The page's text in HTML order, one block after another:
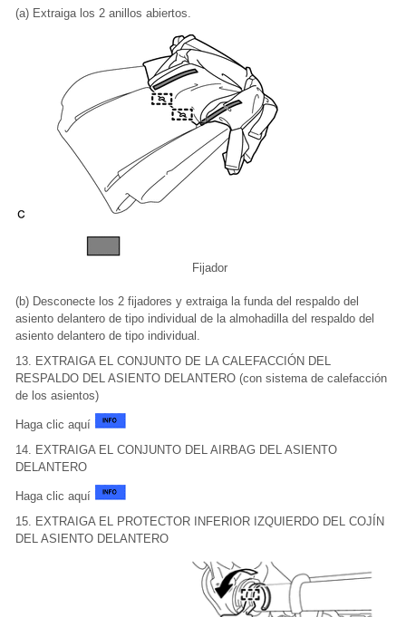
(a) Extraiga los 2 anillos abiertos.
Fijador
(b) Desconecte los 2 fijadores y extraiga la funda del respaldo del
asiento delantero de tipo individual de la almohadilla del respaldo del
asiento delantero de tipo individual.
13. EXTRAIGA EL CONJUNTO DE LA CALEFACCIÓN DEL
RESPALDO DEL ASIENTO DELANTERO (con sistema de calefacción
de los asientos)
Haga clic aquí
14. EXTRAIGA EL CONJUNTO DEL AIRBAG DEL ASIENTO
DELANTERO
Haga clic aquí
15. EXTRAIGA EL PROTECTOR INFERIOR IZQUIERDO DEL COJÍN
DEL ASIENTO DELANTERO